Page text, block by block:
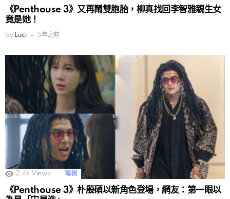
《Penthouse 3》又再鬧雙胞胎，柳真找回李智雅親生女
竟是她！
by Luci 5年之前
2.4k Views 電視
《Penthouse 3》朴殷碩以新角色登場，網友：第一眼以